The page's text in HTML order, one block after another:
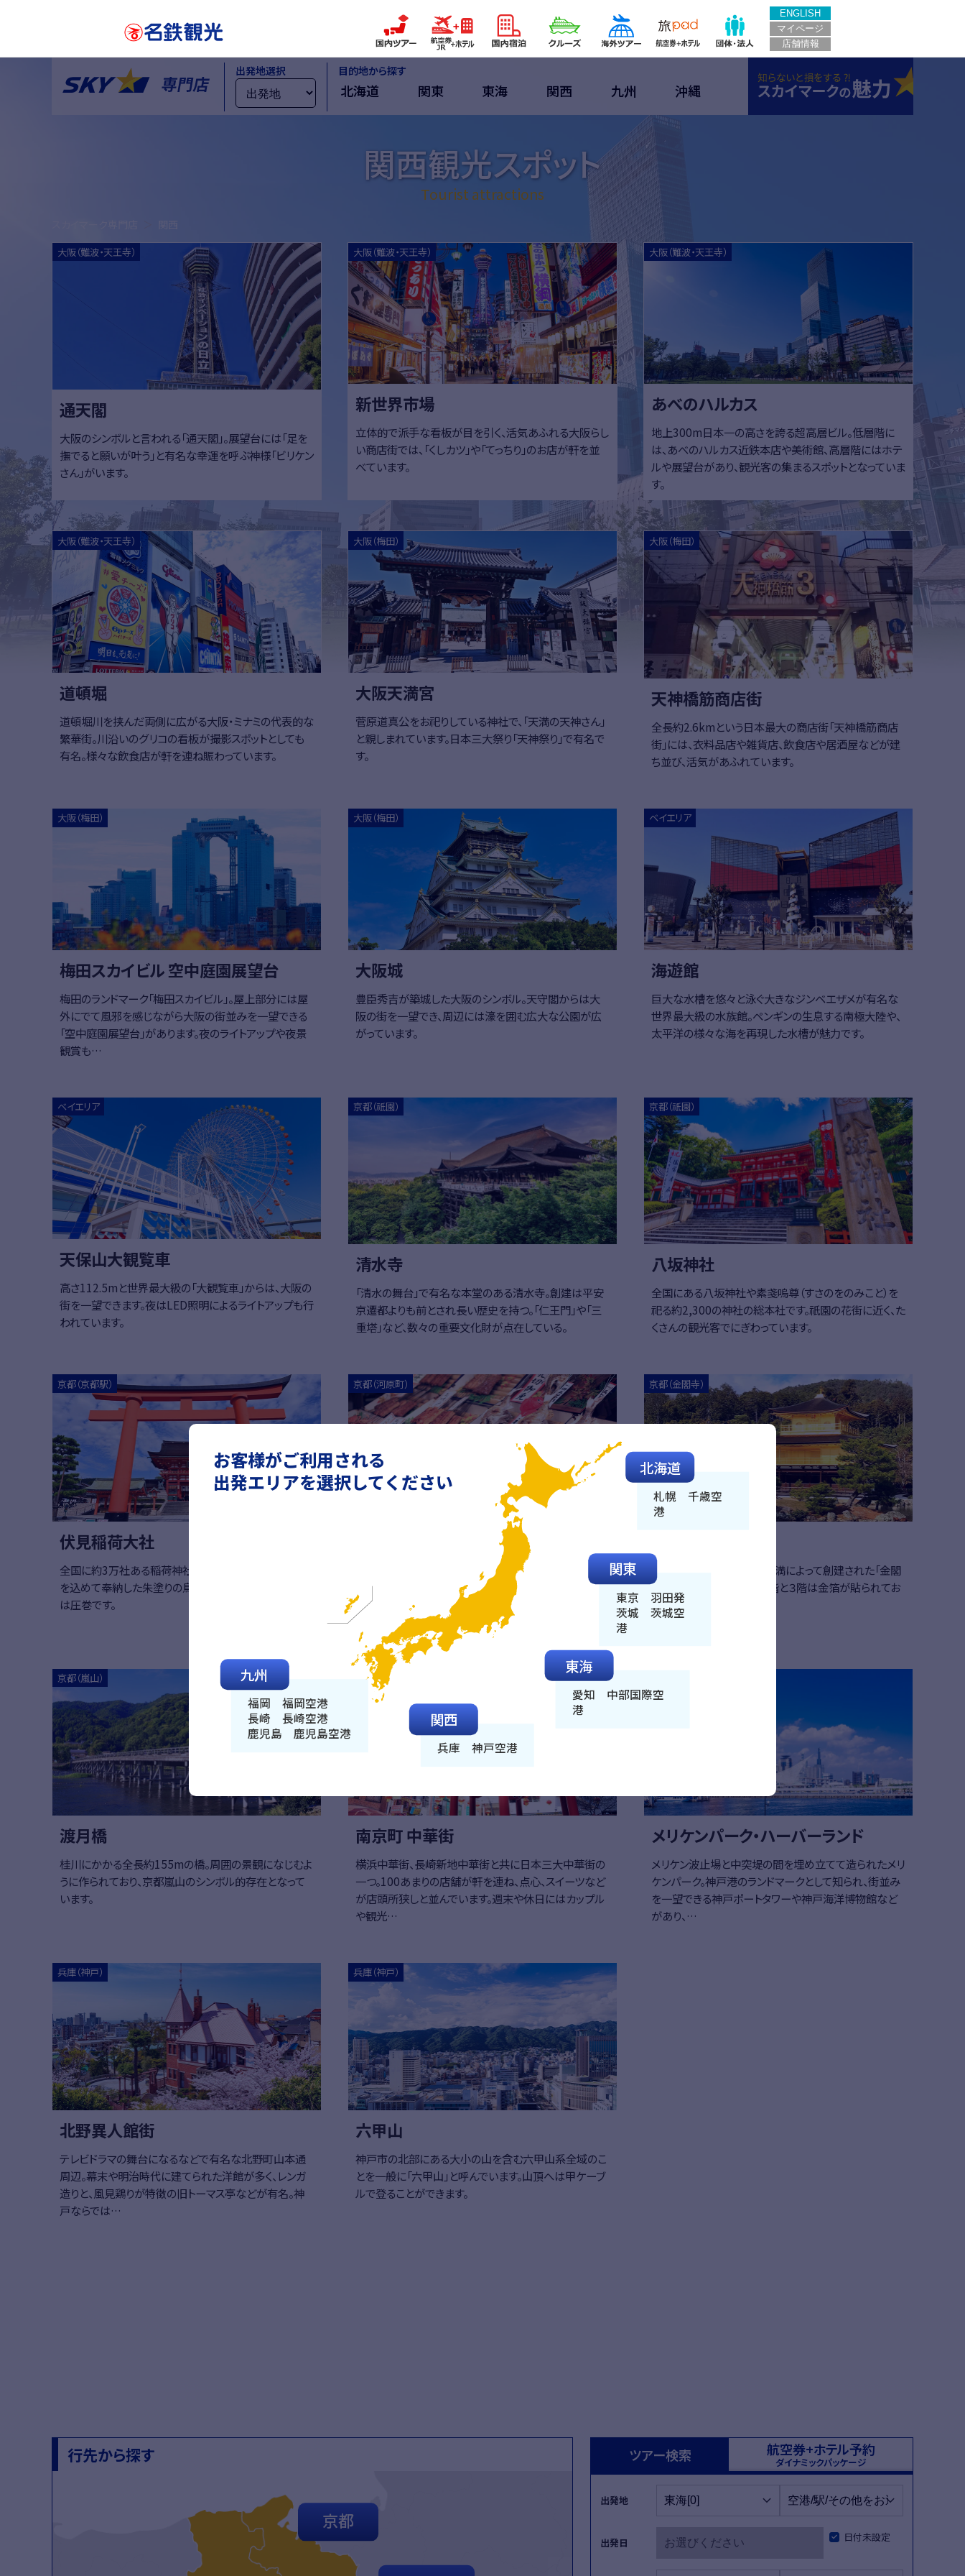
お客様がご利用される
出発エリアを選択してください
北海道
札幌 千歳空
港
関東
東京 羽田発
茨城 茨城空
港
東海
愛知 中部国際空
港
関西
兵庫 神戸空港
九州
福岡 福岡空港
長崎 長崎空港
鹿児島 鹿児島空港
ENGLISH
マイページ
店舗情報
出発地選択 目的地から探す
北海道 関東 東海 関西 九州 沖縄
関西観光スポット
Tourist attractions
大阪（難波・天王寺）
通天閣
大阪のシンボルと言われる「通天閣」。展望台には「足を
撫でると願いが叶う」と有名な幸運を呼ぶ神様「ビリケン
さん」がいます。
詳細はこちら大阪（難波・天王寺）
新世界市場
立体的で派手な看板が目を引く、活気あふれる大阪らし
い商店街では、「くしカツ」や「てっちり」のお店が軒を並
べています。
詳細はこちら大阪（難波・天王寺）
あべのハルカス
地上300m日本一の高さを誇る超高層ビル。低層階に
は、あべのハルカス近鉄本店や美術館、高層階にはホテ
ルや展望台があり、観光客の集まるスポットとなっていま
す。
大阪（難波・天王寺）
道頓堀
道頓堀川を挟んだ両側に広がる大阪・ミナミの代表的な
繁華街。川沿いのグリコの看板が撮影スポットとしても
有名。様々な飲食店が軒を連ね賑わっています。
詳細はこちら大阪（梅田）
大阪天満宮
菅原道真公をお祀りしている神社で、「天満の天神さん」
と親しまれています。日本三大祭り「天神祭り」で有名で
す。
詳細はこちら大阪（梅田）
天神橋筋商店街
全長約2.6kmという日本最大の商店街「天神橋筋商店
街」には、衣料品店や雑貨店、飲食店や居酒屋などが建
ち並び、活気があふれています。
詳細はこち
大阪（梅田）
梅田スカイビル 空中庭園展望台
梅田のランドマーク「梅田スカイビル」。屋上部分には屋
外にでて風邪を感じながら大阪の街並みを一望できる
「空中庭園展望台」があります。夜のライトアップや夜景
観賞も…
詳細はこちら大阪（梅田）
大阪城
豊臣秀吉が築城した大阪のシンボル。天守閣からは大
阪の街を一望でき、周辺には濠を囲む広大な公園が広
がっています。
詳細はこちら
ベイエリア
海遊館
巨大な水槽を悠々と泳ぐ大きなジンベエザメが有名な
世界最大級の水族館。ペンギンの生息する南極大陸や、
太平洋の様々な海を再現した水槽が魅力です。
ベイエリア
天保山大観覧車
高さ112.5mと世界最大級の「大観覧車」からは、大阪の
街を一望できます。夜はLED照明によるライトアップも行
われています。
詳細はこちら京都（祇園）
清水寺
「清水の舞台」で有名な本堂のある清水寺。創建は平安
京遷都よりも前とされ長い歴史を持つ。「仁王門」や「三
重塔」など、数々の重要文化財が点在している。
詳細はこちら京都（祇園）
八坂神社
全国にある八坂神社や素戔嗚尊（すさのをのみこと）を
祀る約2,300の神社の総本社です。祇園の花街に近く、た
くさんの観光客でにぎわっています。
京都（京都駅）
伏見稲荷大社
全国に約3万社ある稲荷神社の総本宮。参拝者が思い
を込めて奉納した朱塗りの鳥居が建ち並ぶ「千本鳥居」
は圧巻です。
詳細はこちら京都（河原町）
約400m続くアーケードにたくさんの店舗が並び、活気
あふれる市場。店頭では食べ歩きができるような品々を
販売しているので、少しずつ色んな味を楽しむことがで
きます…
詳細はこちら京都（金閣寺）
室町幕府三代将軍・足利義満によって創建された「金閣
寺」。三階建ての楼閣で、２階と３階は金箔が貼られてお
り眩い美しさを誇ります。
京都（嵐山）
渡月橋
桂川にかかる全長約155mの橋。周囲の景観になじむよ
うに作られており、京都嵐山のシンボル的存在となって
います。
詳細はこちら兵庫（神戸）
南京町 中華街
横浜中華街、長崎新地中華街と共に日本三大中華街の
一つ。100あまりの店舗が軒を連ね、点心、スイーツなど
が店頭所狭しと並んでいます。週末や休日にはカップル
や観光…
メリケンパーク・ハーバーランド
メリケン波止場と中突堤の間を埋め立てて造られたメリ
ケンパーク。神戸港のランドマークとして知られ、街並み
を一望できる神戸ポートタワーや神戸海洋博物館など
があり、…
兵庫（神戸）
北野異人館街
テレビドラマの舞台になるなどで有名な北野町山本通
周辺。幕末や明治時代に建てられた洋館が多く、レンガ
造りと、風見鶏りが特徴の旧トーマス亭などが有名。神
戸ならでは…
詳細はこちら兵庫（神戸）
六甲山
神戸市の北部にある大小の山を含む六甲山系全域のこ
とを一般に「六甲山」と呼んでいます。山頂へは甲ケーブ
ルで登ることができます。
行先から探す
京都
ツアー検索 航空券+ホテル予約
ダイナミックパッケージ
出発地
出発日 日付未設定